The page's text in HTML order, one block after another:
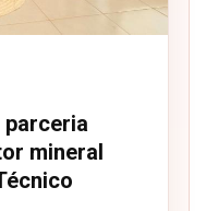
parceria
mineral